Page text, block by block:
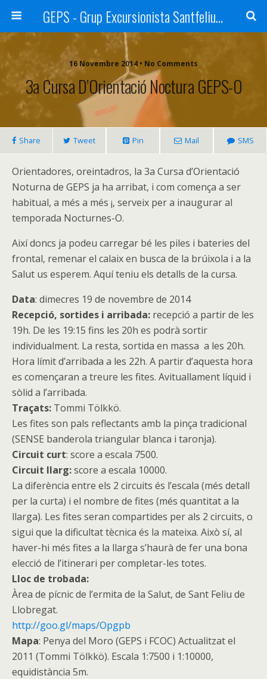
GEPS - Grup Excursionista Santfeliuenc
16 Novembre 2014 • No Comments
3a Cursa D’Orientació Noctura GEPS-O
Share Tweet Pin Mail SMS
Orientadores, oreintadros, la 3a Cursa d’Orientació
Noturna de GEPS ja ha arribat, i com comença a ser
habitual, a més a més ¡, serveix per a inaugurar al
temporada Nocturnes-O.
Així doncs ja podeu carregar bé les piles i bateries del
frontal, remenar el calaix en busca de la brúixola i a la
Salut us esperem. Aquí teniu els detalls de la cursa.
Data: dimecres 19 de novembre de 2014
Recepció, sortides i arribada: recepció a partir de les
19h. De les 19:15 fins les 20h es podrà sortir
individualment. La resta, sortida en massa a les 20h.
Hora límit d’arribada a les 22h. A partir d’aquesta hora
es començaran a treure les fites. Avituallament líquid i
sòlid a l’arribada.
Traçats: Tommi Tölkkö.
Les fites son pals reflectants amb la pinça tradicional
(SENSE banderola triangular blanca i taronja).
Circuit curt: score a escala 7500.
Circuit llarg:score a escala 10000.
La diferència entre els 2 circuits és l’escala (més detall
per la curta) i el nombre de fites (més quantitat a la
llarga). Les fites seran compartides per als 2 circuits, o
sigui que la dificultat tècnica és la mateixa. Això sí, al
haver-hi més fites a la llarga s’haurà de fer una bona
elecció de l’itinerari per completar-les totes.
Lloc de trobada:
Àrea de pícnic de l’ermita de la Salut, de Sant Feliu de
Llobregat.
http://goo.gl/maps/Opgpb
Mapa: Penya del Moro (GEPS i FCOC) Actualitzat el
2011 (Tommi Tölkkö). Escala 1:7500 i 1:10000,
equidistància 5m.